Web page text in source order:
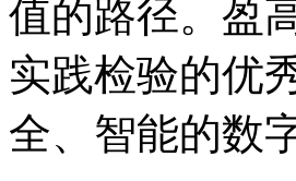
值的路径。盈
实践检验的优
全、智能的数